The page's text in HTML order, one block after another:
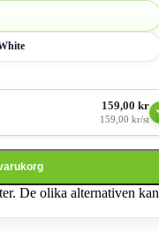
159,00 kr
159,00 kr/st
De olika alternativen kan